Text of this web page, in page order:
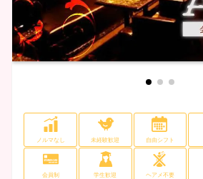
ノルマなし 未経験歓迎 自由シフト
会員制 学生歓迎 ヘアメ不要